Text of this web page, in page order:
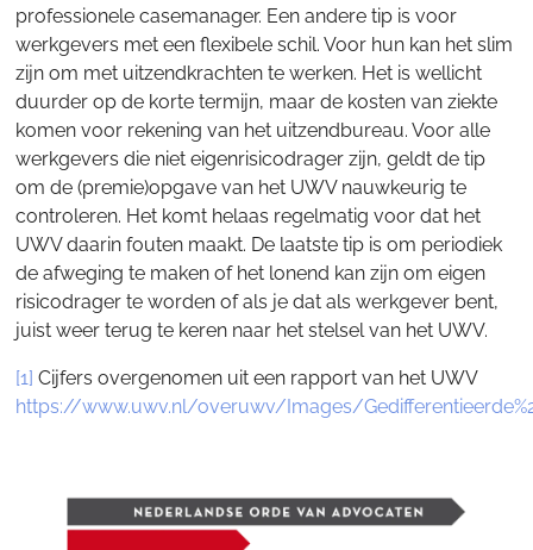
professionele casemanager. Een andere tip is voor
werkgevers met een flexibele schil. Voor hun kan het slim
zijn om met uitzendkrachten te werken. Het is wellicht
duurder op de korte termijn, maar de kosten van ziekte
komen voor rekening van het uitzendbureau. Voor alle
werkgevers die niet eigenrisicodrager zijn, geldt de tip
om de (premie)opgave van het UWV nauwkeurig te
controleren. Het komt helaas regelmatig voor dat het
UWV daarin fouten maakt. De laatste tip is om periodiek
de afweging te maken of het lonend kan zijn om eigen
risicodrager te worden of als je dat als werkgever bent,
juist weer terug te keren naar het stelsel van het UWV.
[1] Cijfers overgenomen uit een rapport van het UWV
https://www.uwv.nl/overuwv/Images/